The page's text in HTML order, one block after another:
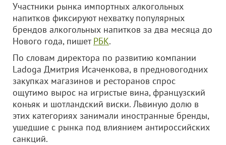
Участники рынка импортных алкогольных
напитков фиксируют нехватку популярных
брендов алкогольных напитков за два месяца до
Нового года, пишетРБК.
По словам директора по развитию компании
Ladoga Дмитрия Исаченкова, в предновогодних
закупках магазинов и ресторанов спрос
ощутимо вырос на игристые вина, французский
коньяк и шотландский виски. Львиную долю в
этих категориях занимали иностранные бренды,
ушедшие с рынка под влиянием антироссийских
санкций.